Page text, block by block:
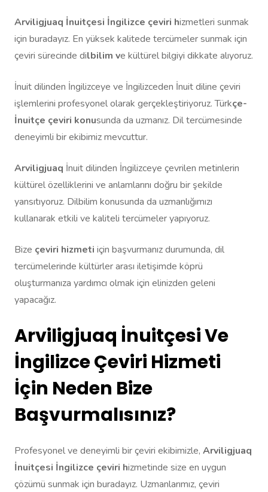
Arviligjuaq İnuitçesi İngilizce çeviri hizmetleri sunmak
için buradayız. En yüksek kalitede tercümeler sunmak için
çeviri sürecinde dilbilim ve kültürel bilgiyi dikkate alıyoruz.
İnuit dilinden İngilizceye ve İngilizceden İnuit diline çeviri
işlemlerini profesyonel olarak gerçekleştiriyoruz. Türkçe-
İnuitçe çeviri konusunda da uzmanız. Dil tercümesinde
deneyimli bir ekibimiz mevcuttur.
Arviligjuaq İnuit dilinden İngilizceye çevrilen metinlerin
kültürel özelliklerini ve anlamlarını doğru bir şekilde
yansıtıyoruz. Dilbilim konusunda da uzmanlığımızı
kullanarak etkili ve kaliteli tercümeler yapıyoruz.
Bize çeviri hizmeti için başvurmanız durumunda, dil
tercümelerinde kültürler arası iletişimde köprü
oluşturmanıza yardımcı olmak için elinizden geleni
yapacağız.
Arviligjuaq İnuitçesi Ve
İngilizce Çeviri Hizmeti
İçin Neden Bize
Başvurmalısınız?
Profesyonel ve deneyimli bir çeviri ekibimizle, Arviligjuaq
İnuitçesi İngilizce çeviri hizmetinde size en uygun
çözümü sunmak için buradayız. Uzmanlarımız, çeviri